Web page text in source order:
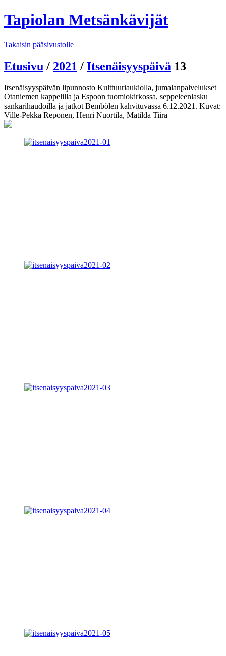
Tapiolan Metsänkävijät
Takaisin pääsivustolle
Etusivu / 2021 / Itsenäisyyspäivä 13
Itsenäisyyspäivän lipunnosto Kulttuuriaukiolla, jumalanpalvelukset
Otaniemen kappelilla ja Espoon tuomiokirkossa, seppeleenlasku
sankarihaudoilla ja jatkot Bembölen kahvituvassa 6.12.2021. Kuvat:
Ville-Pekka Reponen, Henri Nuortila, Matilda Tiira